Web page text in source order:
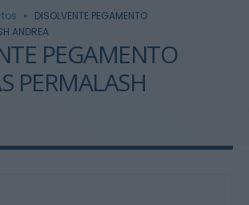
» DISOLVENTE PEGAMENTO
ANDREA
PEGAMENTO
PERMALASH